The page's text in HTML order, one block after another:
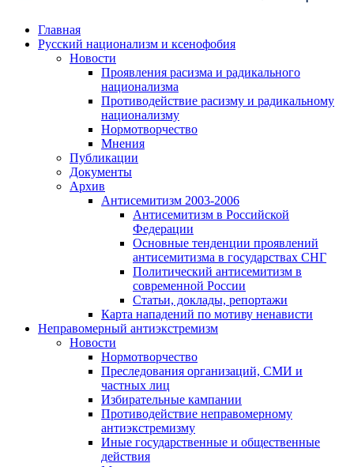
Главная
Русский национализм и ксенофобия
Новости
Проявления расизма и радикального
национализма
Противодействие расизму и радикальному
национализму
Нормотворчество
Мнения
Публикации
Документы
Архив
Антисемитизм 2003-2006
Антисемитизм в Российской
Федерации
Основные тенденции проявлений
антисемитизма в государствах СНГ
Политический антисемитизм в
современной России
Статьи, доклады, репортажи
Карта нападений по мотиву ненависти
Неправомерный антиэкстремизм
Новости
Нормотворчество
Преследования организаций, СМИ и
частных лиц
Избирательные кампании
Противодействие неправомерному
антиэкстремизму
Иные государственные и общественные
действия